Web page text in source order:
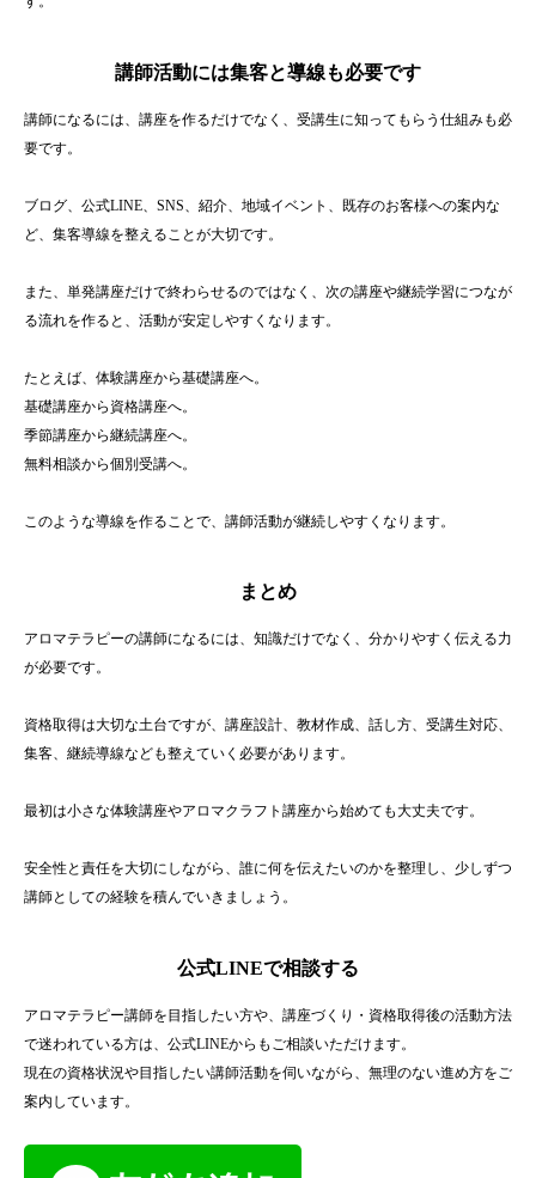
講師活動には集客と導線も必要です
講師になるには、講座を作るだけでなく、受講生に知ってもらう仕組みも必
要です。
ブログ、公式LINE、SNS、紹介、地域イベント、既存のお客様への案内な
ど、集客導線を整えることが大切です。
また、単発講座だけで終わらせるのではなく、次の講座や継続学習につなが
る流れを作ると、活動が安定しやすくなります。
たとえば、体験講座から基礎講座へ。
基礎講座から資格講座へ。
季節講座から継続講座へ。
無料相談から個別受講へ。
このような導線を作ることで、講師活動が継続しやすくなります。
まとめ
アロマテラピーの講師になるには、知識だけでなく、分かりやすく伝える力
が必要です。
資格取得は大切な土台ですが、講座設計、教材作成、話し方、受講生対応、
集客、継続導線なども整えていく必要があります。
最初は小さな体験講座やアロマクラフト講座から始めても大丈夫です。
安全性と責任を大切にしながら、誰に何を伝えたいのかを整理し、少しずつ
講師としての経験を積んでいきましょう。
公式LINEで相談する
アロマテラピー講師を目指したい方や、講座づくり・資格取得後の活動方法
で迷われている方は、公式LINEからもご相談いただけます。
現在の資格状況や目指したい講師活動を伺いながら、無理のない進め方をご
案内しています。